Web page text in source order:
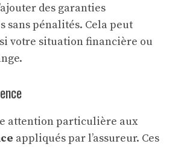
des garanties
sans pénalités. Cela peut
votre situation financière ou
attention particulière aux
appliqués par l’assureur. Ces